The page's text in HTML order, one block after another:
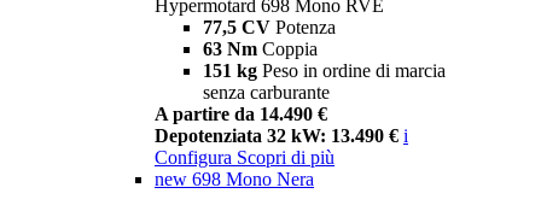
Hypermotard 698 Mono RVE
77,5 CV Potenza
63 Nm Coppia
151 kg Peso in ordine di marcia
senza carburante
A partire da 14.490 €
Depotenziata 32 kW: 13.490 € i
Configura Scopri di più
new 698 Mono Nera